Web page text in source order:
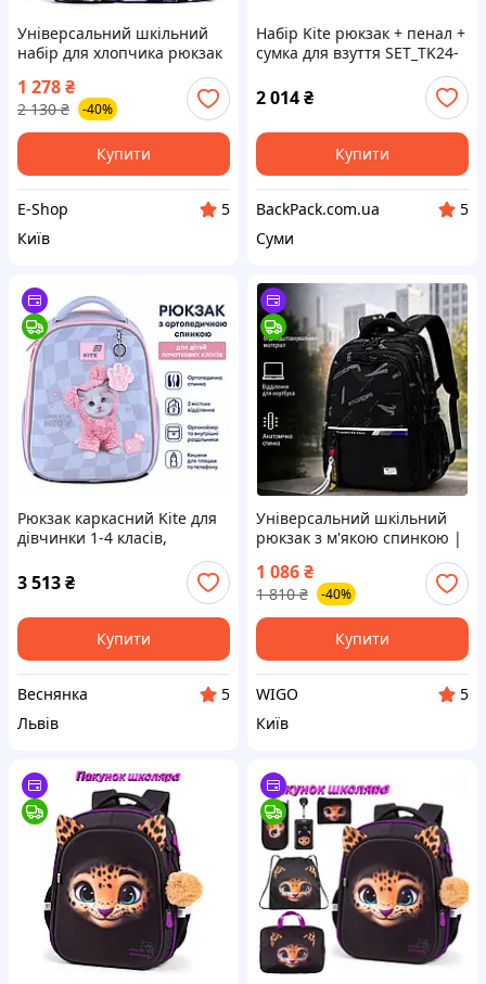
Універсальний шкільний
набір для хлопчика рюкзак
портфель для школи
1 278₴
2 130 ₴ -40%
Купити
E-Shop
5
Київ
Набір Kite рюкзак + пенал +
сумка для взуття SET_TK24-
2 014₴
Купити
BackPack.com.ua
5
Суми
Рюкзак каркасний Kite для
дівчинки 1-4 класів,
ортопедичною спинкою,
Studio Pets SP26-555S
3 513₴
Купити
Веснянка
5
Львів
Універсальний шкільний
рюкзак з м'якою спинкою |
портфель для школи
1 086₴
1 810 ₴ -40%
Купити
WIGO
5
Київ